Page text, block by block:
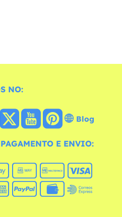
NO:
Blog
E ENVIO: